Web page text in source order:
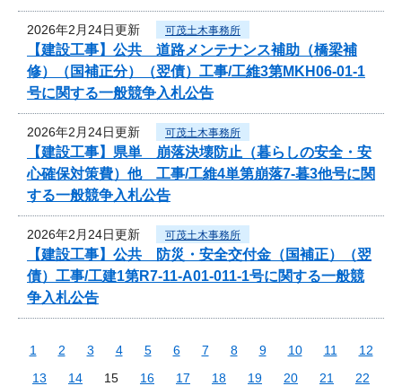
2026年2月24日更新 可茂土木事務所
【建設工事】公共 道路メンテナンス補助（橋梁補
修）（国補正分）（翌債）工事/工維3第MKH06-01-1
号に関する一般競争入札公告
2026年2月24日更新 可茂土木事務所
【建設工事】県単 崩落決壊防止（暮らしの安全・安
心確保対策費）他 工事/工維4単第崩落7-暮3他号に関
する一般競争入札公告
2026年2月24日更新 可茂土木事務所
【建設工事】公共 防災・安全交付金（国補正）（翌
債）工事/工建1第R7-11-A01-011-1号に関する一般競
争入札公告
1 2 3 4 5 6 7 8 9 10 11
12
13
14 15 16 17 18 19 20 21
22